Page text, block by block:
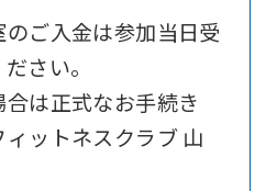
ご入金は参加当日受
さい。
は正式なお手続き
ットネスクラブ 山
website
is
automatically
translated